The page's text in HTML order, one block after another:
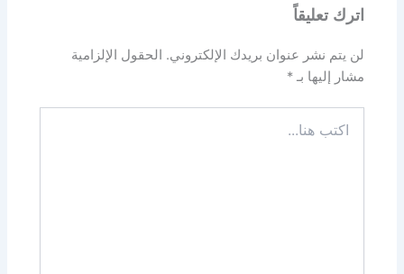
اترك تعليقاً
لن يتم نشر عنوان بريدك الإلكتروني. الحقول الإلزامية
مشار إليها بـ*
هنا...